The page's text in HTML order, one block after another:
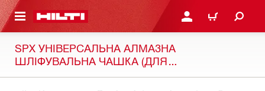
ЗМІСТУ УВІЙТИ АБО
КОШИК
SPX УНІВЕРСАЛЬНА АЛМАЗНА
ШЛІФУВАЛЬНА ЧАШКА (ДЛЯ